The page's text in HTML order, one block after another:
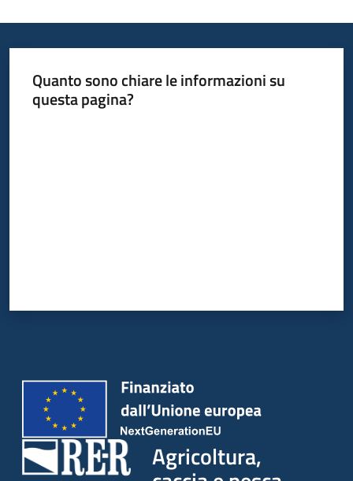
Seguici
Quanto sono chiare le informazioni su
questa pagina?
Agricoltura,